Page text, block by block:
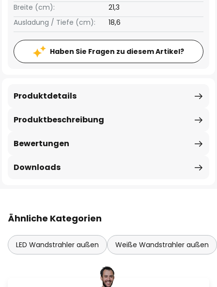
Breite (cm): 21,3
Ausladung / Tiefe (cm): 18,6
Haben Sie Fragen zu diesem Artikel?
Produktbeschreibung
Produktdetails
Bewertungen
Downloads
Ähnliche Kategorien
LED Wandstrahler außen Weiße Wandstrahler außen